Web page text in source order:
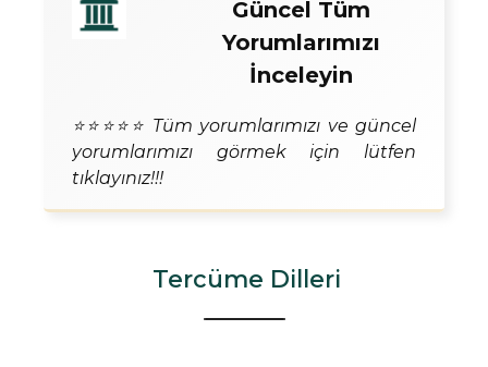
Güncel Tüm
Yorumlarımızı
İnceleyin
⭐⭐⭐⭐⭐ Tüm yorumlarımızı ve güncel
yorumlarımızı görmek için lütfen
tıklayınız!!!
Tercüme Dilleri